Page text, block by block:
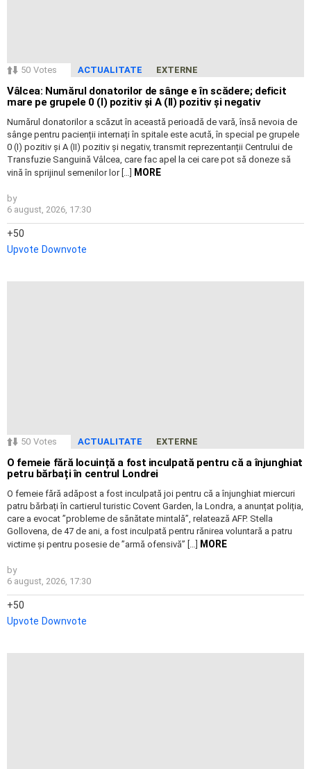
50 Votes ACTUALITATE EXTERNE
Vâlcea: Numărul donatorilor de sânge e în scădere; deficit
mare pe grupele 0 (I) pozitiv și A (II) pozitiv și negativ
Numărul donatorilor a scăzut în această perioadă de vară, însă nevoia de
sânge pentru pacienții internați în spitale este acută, în special pe grupele
0 (I) pozitiv și A (II) pozitiv și negativ, transmit reprezentanții Centrului de
Transfuzie Sanguină Vâlcea, care fac apel la cei care pot să doneze să
vină în sprijinul semenilor lor […]
MORE
by
6 august, 2026, 17:30
50
Upvote Downvote
50 Votes ACTUALITATE EXTERNE
O femeie fără locuință a fost inculpată pentru că a înjunghiat
petru bărbați în centrul Londrei
O femeie fără adăpost a fost inculpată joi pentru că a înjunghiat miercuri
patru bărbați în cartierul turistic Covent Garden, la Londra, a anunțat poliția,
care a evocat ”probleme de sănătate mintală”, relatează AFP. Stella
Gollovena, de 47 de ani, a fost inculpată pentru rănirea voluntară a patru
victime și pentru posesie de ”armă ofensivă” […]
MORE
by
6 august, 2026, 17:30
50
Upvote Downvote